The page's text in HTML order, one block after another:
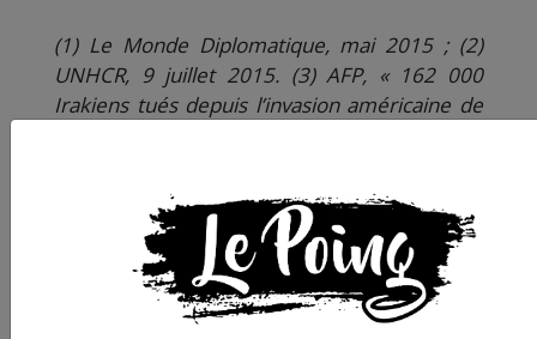
(1) Le Monde Diplomatique, mai 2015 ; (2)
UNHCR, 9 juillet 2015. (3) AFP, « 162 000
Irakiens tués depuis l’invasion américaine de
York Times, 14 octobre 2012. (4) « L’Europe
impose à l’Afrique un traité pire que le TAFTA
», Reporterre, 30 juillet 2014. (5) Le Monde ;
08/09/2015 ; Le Figaro (07/09/15). (6) UNHCR
(31/08/15). (7) Investig’action (11/11/15). (8)